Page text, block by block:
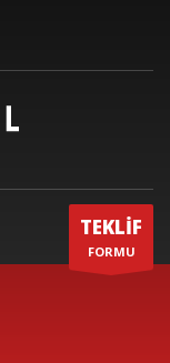
TEKLİF
FORMU